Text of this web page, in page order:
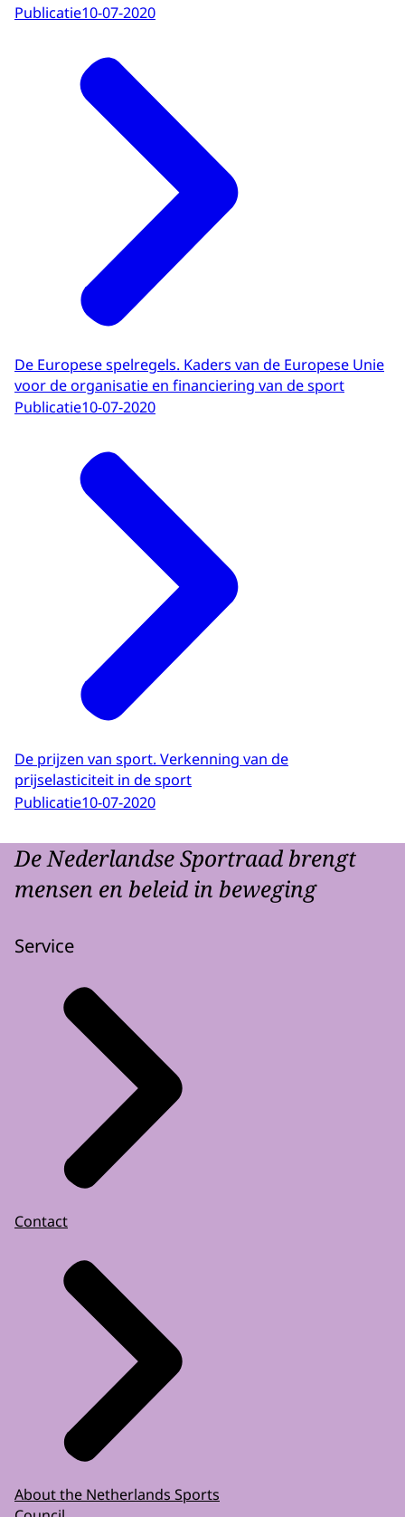
Publicatie10-07-2020
De Europese spelregels. Kaders van de Europese Unie
voor de organisatie en financiering van de sport
Publicatie10-07-2020
De prijzen van sport. Verkenning van de
prijselasticiteit in de sport
Publicatie10-07-2020
De Nederlandse Sportraad brengt
mensen en beleid in beweging
Service
Contact
About the Netherlands Sports